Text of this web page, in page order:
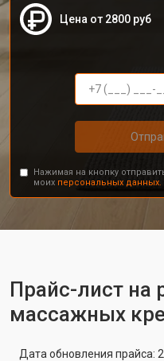
Цена от 2800 руб
Нажимая на кнопку
моих персональных данных.
Прайс-лист на
массажных
Дата обновления прайса: